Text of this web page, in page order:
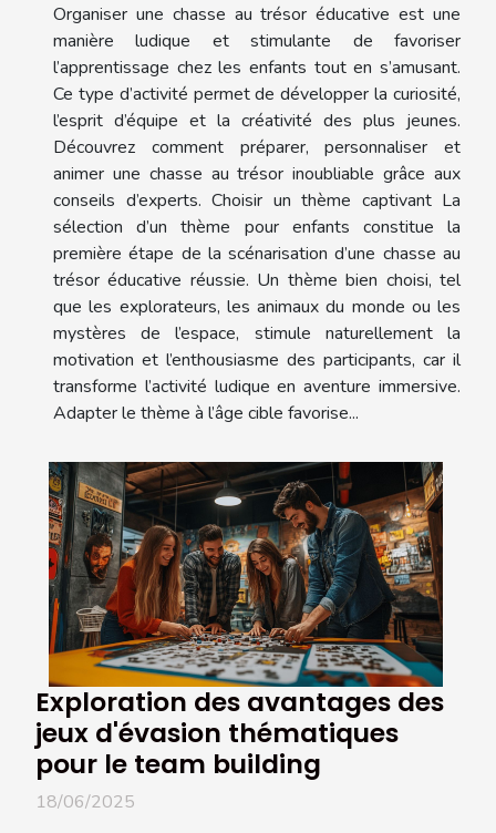
Organiser une chasse au trésor éducative est une
manière ludique et stimulante de favoriser
l’apprentissage chez les enfants tout en s’amusant.
Ce type d’activité permet de développer la curiosité,
l’esprit d’équipe et la créativité des plus jeunes.
Découvrez comment préparer, personnaliser et
animer une chasse au trésor inoubliable grâce aux
conseils d’experts. Choisir un thème captivant La
sélection d’un thème pour enfants constitue la
première étape de la scénarisation d’une chasse au
trésor éducative réussie. Un thème bien choisi, tel
que les explorateurs, les animaux du monde ou les
mystères de l’espace, stimule naturellement la
motivation et l’enthousiasme des participants, car il
transforme l’activité ludique en aventure immersive.
Adapter le thème à l’âge cible favorise...
Exploration des avantages des
jeux d'évasion thématiques
pour le team building
18/06/2025